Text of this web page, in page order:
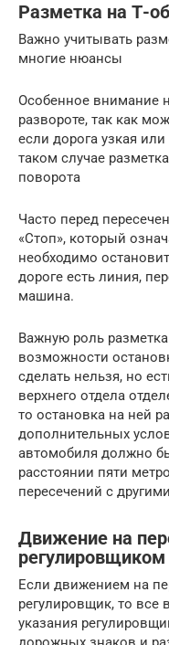
Разметка на Т-
Важно учитывать
многие нюансы
Особенное внимание
развороте, так как
если дорога узкая
таком случае
поворота
Часто перед
«Стоп», который
необходимо
дороге есть линия,
машина.
Важную роль
возможности
сделать нельзя, но
верхнего отдела
то остановка на ней
дополнительных
автомобиля должно
расстоянии пяти
пересечений с
Движение на
регулировщиком
Если движением на
регулировщик, то все
указания